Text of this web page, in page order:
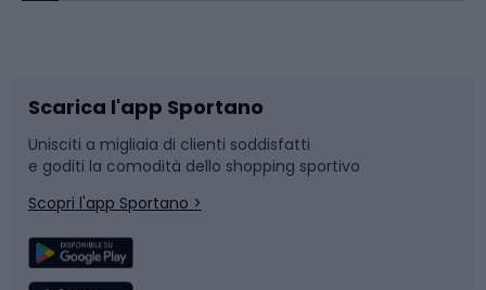
Bushcraft
Corsa
Sport di squadra
Slitte e slittini
Snowboard
Camminata nordica
Scarica l'app Sportano
Unisciti a migliaia di clienti soddisfatti
e goditi la comodità dello shopping sportivo
Scopri l'app Sportano >